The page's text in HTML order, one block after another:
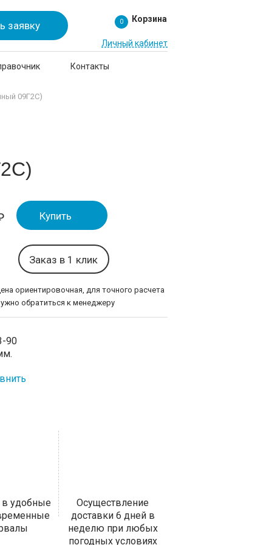
заявку
Корзина
0
Личный кабинет
Контакты
09Г2С)
Купить
Заказ в 1 клик
ориентировочная, для точного расчета
обратиться к менеджеру
90
в удобные
Осуществление
доставки 6 дней в
неделю при любых
погодных условиях